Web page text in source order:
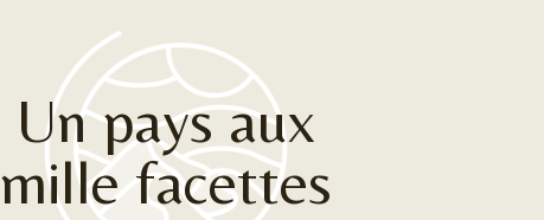
Un pays aux
mille facettes